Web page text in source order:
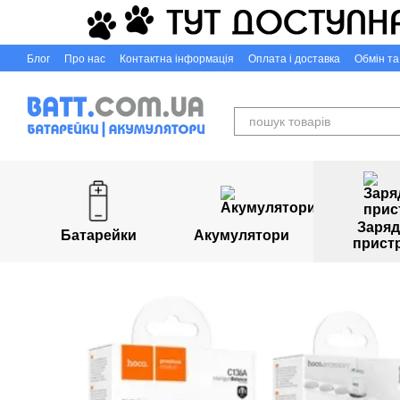
Перейти до основного контенту
Блог Про нас Контактна інформація Оплата і доставка
Обмін
Батарейки Акумулятори